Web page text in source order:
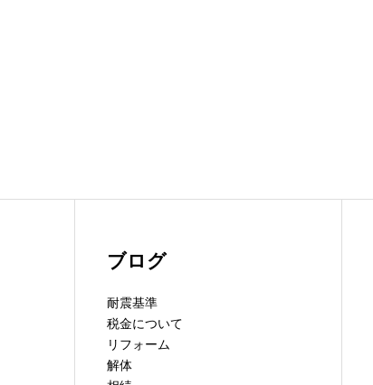
ブログ
耐震基準
税金について
リフォーム
解体